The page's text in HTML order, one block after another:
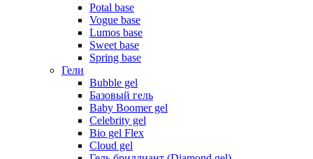
Potal base
Vogue base
Lumos base
Sweet base
Spring base
Гели
Bubble gel
Базовый гель
Baby Boomer gel
Celebrity gel
Bio gel Flex
Cloud gel